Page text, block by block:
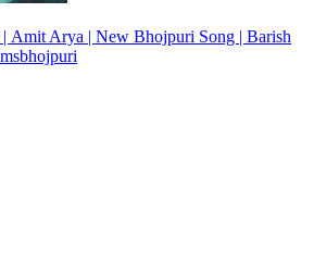
| Amit Arya | New Bhojpuri Song | Barish